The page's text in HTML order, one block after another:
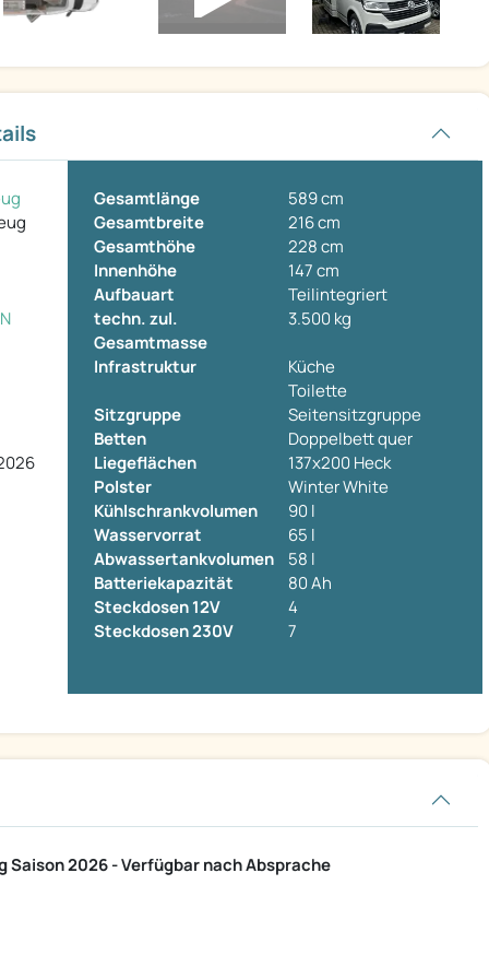
Gesamtlänge
589 cm
Gesamtbreite
216 cm
Gesamthöhe
228 cm
Innenhöhe
147 cm
Aufbauart
Teilintegriert
techn. zul.
Gesamtmasse
3.500 kg
Infrastruktur
Küche
Toilette
Sitzgruppe
Seitensitzgruppe
Betten
Doppelbett quer
Liegeflächen
137x200 Heck
Polster
Winter White
Kühlschrankvolumen
90 l
Wasservorrat
65 l
Abwassertankvolumen
58 l
Batteriekapazität
80 Ah
Steckdosen 12V
4
Steckdosen 230V
7
Saison 2026 - Verfügbar nach Absprache